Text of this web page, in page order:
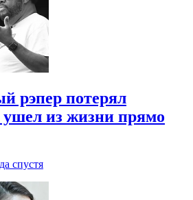
рэпер потерял
ушел из жизни прямо
спустя